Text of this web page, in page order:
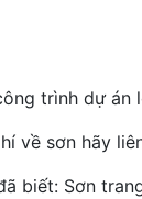
trình dự án
về sơn hãy
biết: Sơn